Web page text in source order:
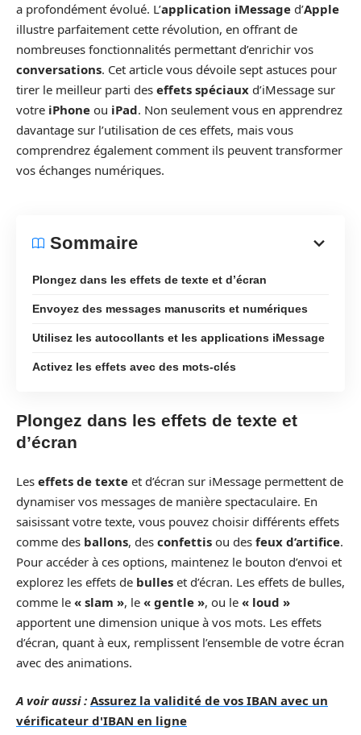
a profondément évolué. L’application iMessage d’Apple
illustre parfaitement cette révolution, en offrant de
nombreuses fonctionnalités permettant d’enrichir vos
conversations. Cet article vous dévoile sept astuces pour
tirer le meilleur parti des effets spéciaux d’iMessage sur
votre iPhone ou iPad. Non seulement vous en apprendrez
davantage sur l’utilisation de ces effets, mais vous
comprendrez également comment ils peuvent transformer
vos échanges numériques.
Sommaire
Plongez dans les effets de texte et d’écran
Envoyez des messages manuscrits et numériques
Utilisez les autocollants et les applications iMessage
Activez les effets avec des mots-clés
Plongez dans les effets de texte et
d’écran
Les effets de texte et d’écran sur iMessage permettent de
dynamiser vos messages de manière spectaculaire. En
saisissant votre texte, vous pouvez choisir différents effets
comme des ballons, des confettis ou des feux d’artifice.
Pour accéder à ces options, maintenez le bouton d’envoi et
explorez les effets de bulles et d’écran. Les effets de bulles,
comme le « slam », le « gentle », ou le « loud »
apportent une dimension unique à vos mots. Les effets
d’écran, quant à eux, remplissent l’ensemble de votre écran
avec des animations.
A voir aussi : Assurez la validité de vos IBAN avec un
vérificateur d'IBAN en ligne